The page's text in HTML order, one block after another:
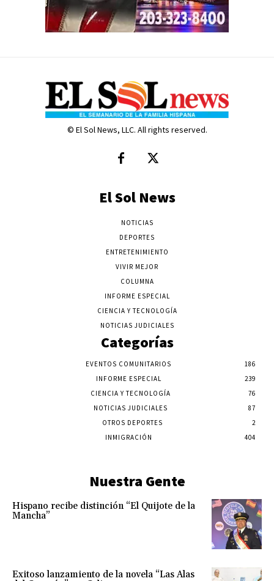
© El Sol News, LLC. All rights reserved.
El Sol News
NOTICIAS
DEPORTES
ENTRETENIMIENTO
VIVIR MEJOR
COLUMNA
INFORME ESPECIAL
CIENCIA Y TECNOLOGÍA
NOTICIAS JUDICIALES
Categorías
EVENTOS COMUNITARIOS
186
INFORME ESPECIAL
239
CIENCIA Y TECNOLOGÍA
76
NOTICIAS JUDICIALES
87
OTROS DEPORTES
2
INMIGRACIÓN
404
Nuestra Gente
Hispano recibe distinción “El Quijote de la
Mancha”
Exitoso lanzamiento de la novela “Las Alas